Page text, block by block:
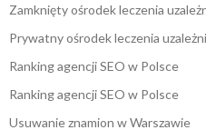
Zamknięty ośrodek leczenia
Prywatny ośrodek leczenia
Ranking agencji SEO w Polsce
Ranking agencji SEO w Polsce
Usuwanie znamion w Warszawie